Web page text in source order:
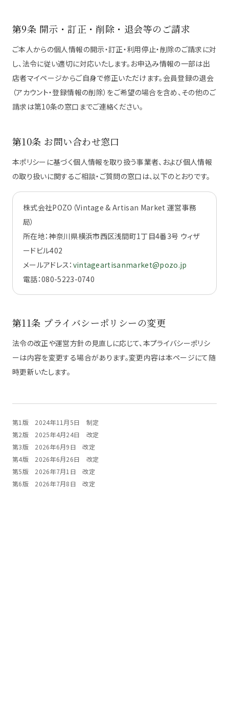
第9条 開示・訂正・削除・退会等のご請求
ご本人からの個人情報の開示・訂正・利用停止・削除のご請求に対
し、法令に従い適切に対応いたします。お申込み情報の一部は出
店者マイページからご自身で修正いただけます。会員登録の退会
（アカウント・登録情報の削除）をご希望の場合を含め、その他のご
請求は第10条の窓口までご連絡ください。
第10条 お問い合わせ窓口
本ポリシーに基づく個人情報を取り扱う事業者、および個人情報
の取り扱いに関するご相談・ご質問の窓口は、以下のとおりです。
株式会社POZO（Vintage & Artisan Market 運営事務
局）
所在地：神奈川県横浜市西区浅間町1丁目4番3号 ウィザ
ードビル402
メールアドレス： vintageartisanmarket@pozo.jp
電話：080-5223-0740
第11条 プライバシーポリシーの変更
法令の改正や運営方針の見直しに応じて、本プライバシーポリシ
ーは内容を変更する場合があります。変更内容は本ページにて随
時更新いたします。
第1版 2024年11月5日 制定
第2版 2025年4月24日 改定
第3版 2026年6月9日 改定
第4版 2026年6月26日 改定
第5版 2026年7月1日 改定
第6版 2026年7月8日 改定